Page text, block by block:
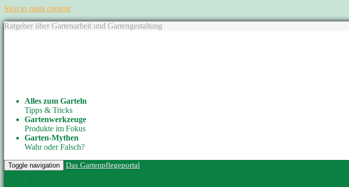
Skip to main content
Ratgeber über Gartenarbeit und Gartengestaltung
Alles zum Garteln
Tipps & Tricks
Gartenwerkzeuge
Produkte im Fokus
Garten-Mythen
Wahr oder Falsch?
Toggle navigation Das Gartenpflegeportal